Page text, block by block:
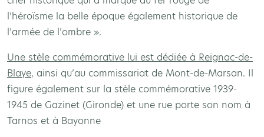
l’héroïsme la belle époque également historique de
l’armée de l’ombre ».
Une stèle commémorative lui est dédiée à Reignac-de-
Blaye, ainsi qu’au commissariat de Mont-de-Marsan. Il
figure également sur la stèle commémorative 1939-
1945 de Gazinet (Gironde) et une rue porte son nom à
Tarnos et à Bayonne